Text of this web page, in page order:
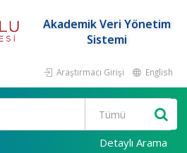
Akademik Veri Yönetim
Sistemi
Araştırmacı Girişi English
Detaylı Arama